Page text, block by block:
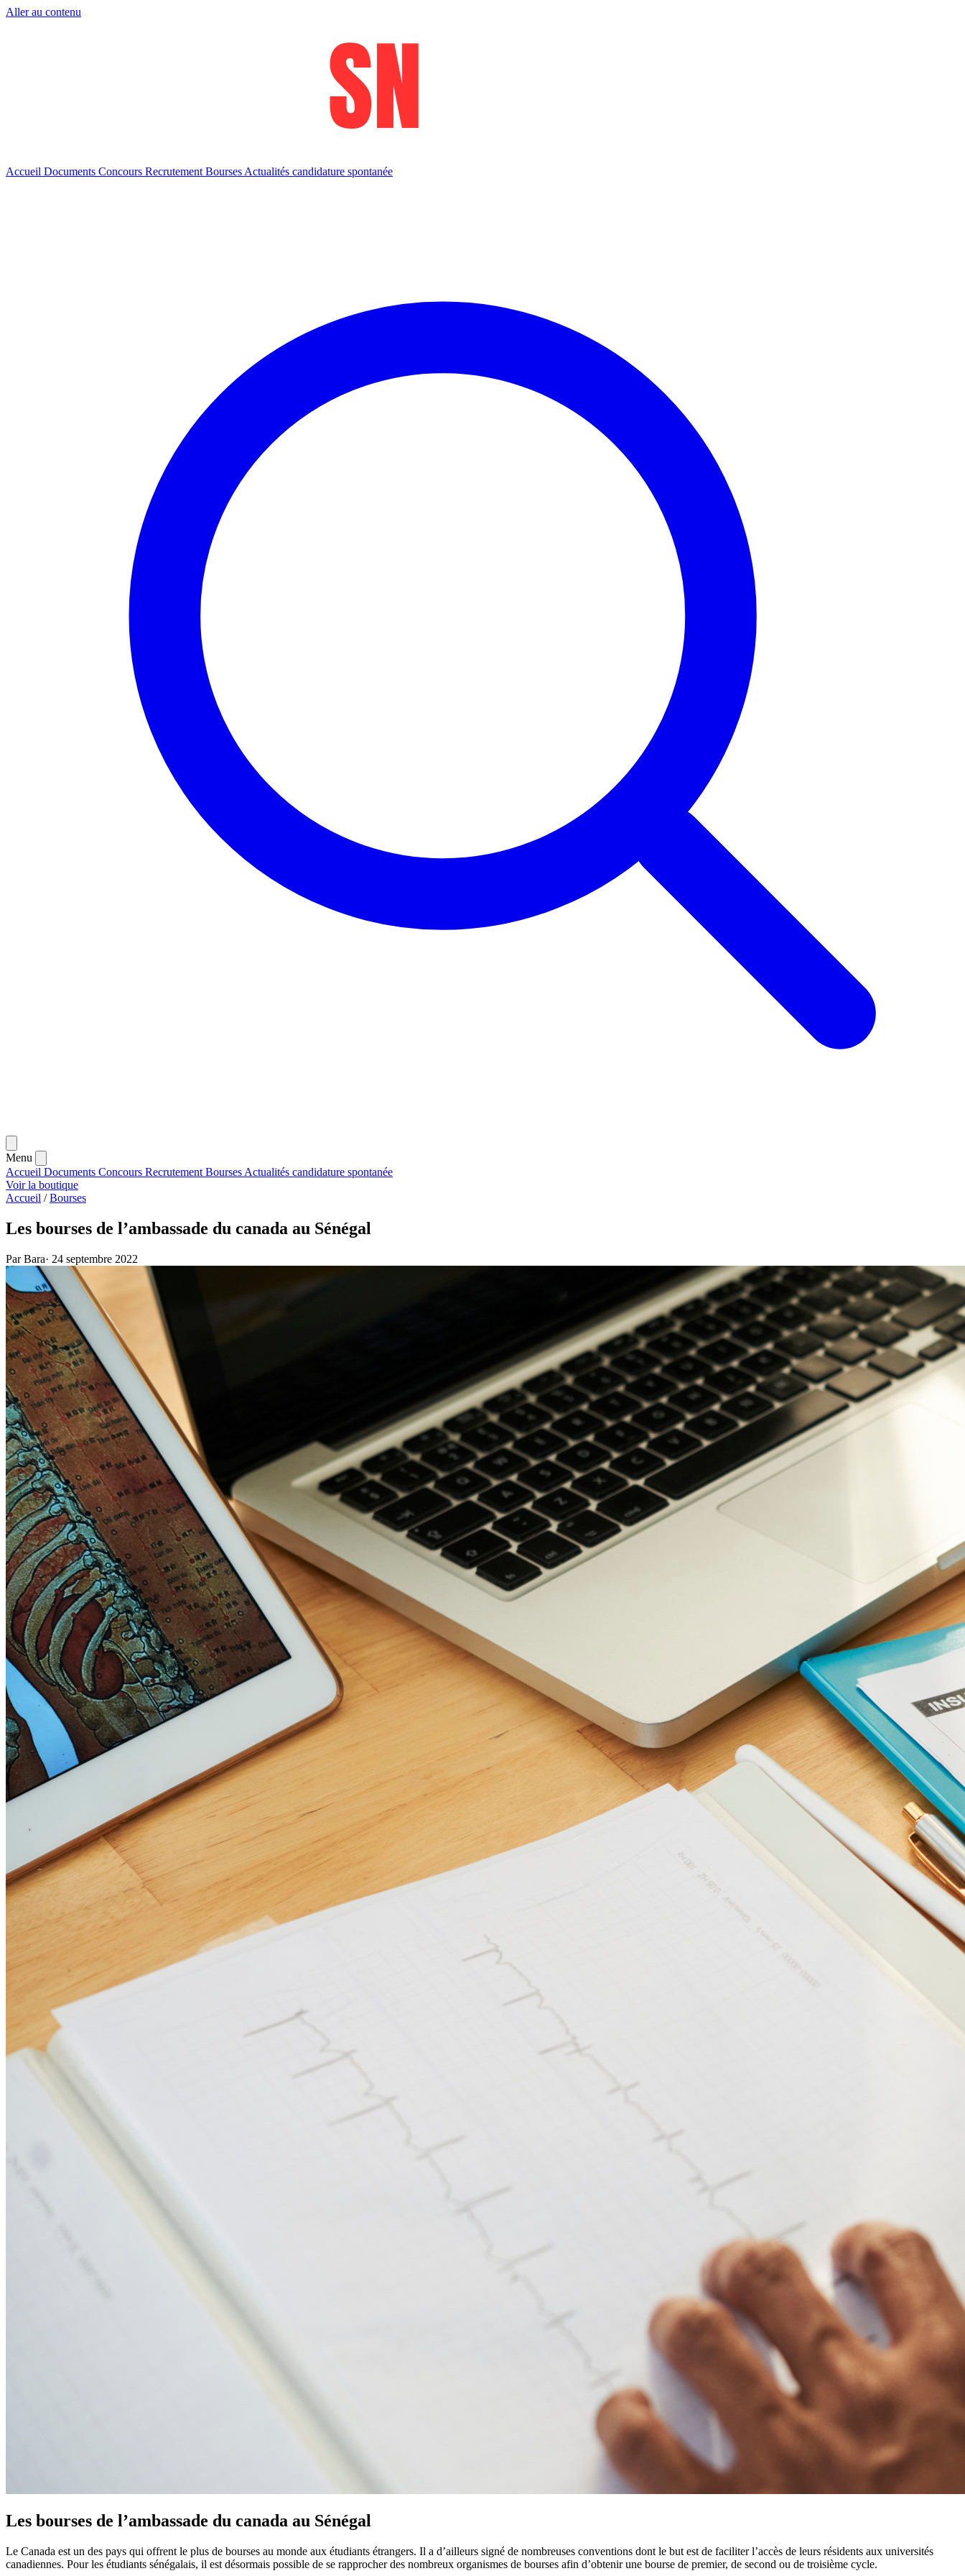
Aller au contenu
Accueil Documents Concours Recrutement Bourses Actualités candidature spontanée
Menu
Accueil Documents Concours Recrutement Bourses Actualités candidature spontanée
Voir la boutique
Accueil / Bourses
Les bourses de l’ambassade du canada au Sénégal
Par Bara· 24 septembre 2022
Les bourses de l’ambassade du canada au Sénégal
Le Canada est un des pays qui offrent le plus de bourses au monde aux étudiants étrangers. Il a d’ailleurs signé de nombreuses conventions dont le but est de faciliter l’accès de leurs résidents aux universités
canadiennes. Pour les étudiants sénégalais, il est désormais possible de se rapprocher des nombreux organismes de bourses afin d’obtenir une bourse de premier, de second ou de troisième cycle.